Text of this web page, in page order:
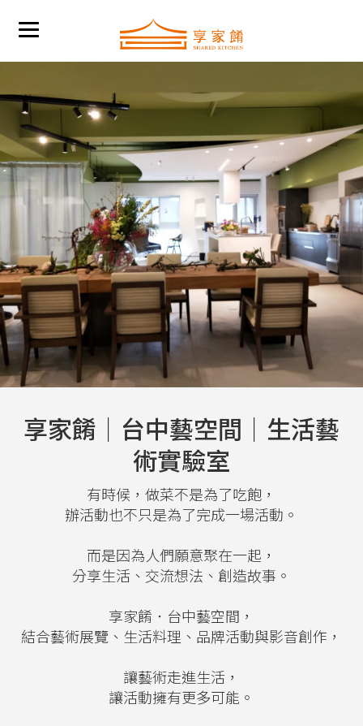
享家餚｜台中藝空間｜生活藝
術實驗室
有時候，做菜不是為了吃飽，
辦活動也不只是為了完成一場活動。
而是因為人們願意聚在一起，
分享生活、交流想法、創造故事。
享家餚．台中藝空間，
結合藝術展覽、生活料理、品牌活動與影音創作，
讓藝術走進生活，
讓活動擁有更多可能。